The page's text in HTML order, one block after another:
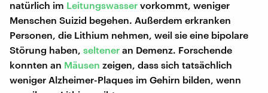
natürlich im Leitungswasser vorkommt, weniger
Menschen Suizid begehen. Außerdem erkranken
Personen, die Lithium nehmen, weil sie eine bipolare
Störung haben, seltener an Demenz. Forschende
konnten an Mäusen zeigen, dass sich tatsächlich
weniger Alzheimer-Plaques im Gehirn bilden, wenn